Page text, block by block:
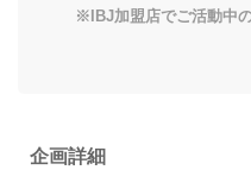
※IBJ加盟店でご活動中
企画詳細